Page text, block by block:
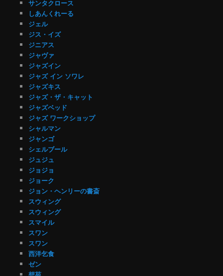
サンタクロース
しあんくれーる
ジェル
ジス・イズ
ジニアス
ジャヴァ
ジャズイン
ジャズ イン ソワレ
ジャズキス
ジャズ・ザ・キャット
ジャズベッド
ジャズ ワークショップ
シャルマン
ジャンゴ
シェルブール
ジュジュ
ジョジョ
ジョーク
ジョン・ヘンリーの書斎
スウィング
スウィング
スマイル
スワン
スワン
西洋乞食
ゼン